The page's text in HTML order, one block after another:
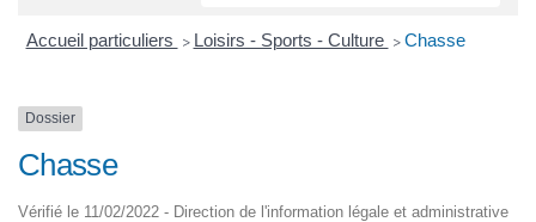
Accueil particuliers > Loisirs - Sports - Culture > Chasse
Dossier
Chasse
Vérifié le 11/02/2022 - Direction de l'information légale et administrative